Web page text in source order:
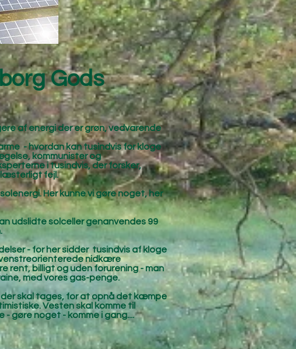
Gods
af energi der er grøn, vedvarende
- hvordan kan tusindvis for kloge
kommunister og
i tusindvis, der forsker,
læsterligt fejl.
Her kunne vi gøre noget, her
udslidte solceller genanvendes 99
- for her sidder tusindvis af kloge
nidkære
rent, billigt og uden forurening - man
med vores gas-penge.
der skal tages, for at opnå det kæmpe
Vesten skal komme til
gøre noget - komme i gang....